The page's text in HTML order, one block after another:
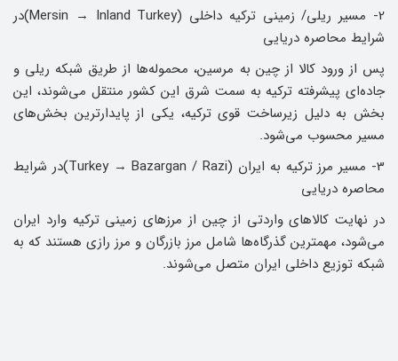
2- مسیر ریلی/ زمینی ترکیه داخلی (Mersin → Inland Turkey)در
شرایط محاصره دریایی
پس از ورود کالا از چین به مرسین، محموله‌ها از طریق شبکه ریلی و
جاده‌ای پیشرفته ترکیه به سمت شرق این کشور منتقل می‌شوند، این
بخش به‌ دلیل زیرساخت قوی ترکیه، یکی از پایدارترین بخش‌های
مسیر محسوب می‌شود.
3- مسیر مرز ترکیه به ایران (Turkey → Bazargan / Razi)در شرایط
محاصره دریایی
در نهایت کالاهای واردتی از چین از مرزهای زمینی ترکیه وارد ایران
می‌شود، مهمترین گذرگاه‌ها شامل مرز بازرگان و مرز رازی هستند که به
شبکه توزیع داخلی ایران متصل می‌شوند.